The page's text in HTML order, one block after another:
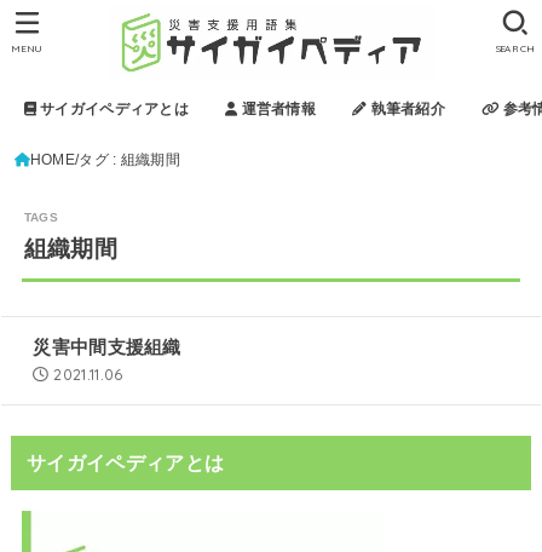
サイガイペディアとは 運営者情報 執筆者紹介 参考
SEARCH
MENU
HOME タグ : 組織期間
組織期間
災害中間支援組織
2021.11.06
サイガイペディアとは